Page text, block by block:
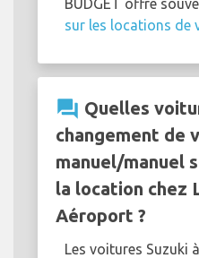
sur les locations de
question_answer Quelles
changement de
manuel/manuel
la location chez
Aéroport ?
Les voitures Suzuki